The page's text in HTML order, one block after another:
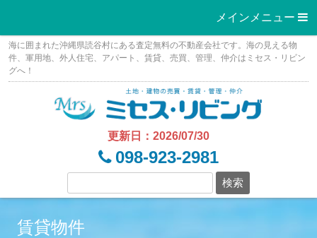
メインメニュー 
Skip
content
海に囲まれた沖縄県読谷村にある査定無料の不動産会社です。海の見える物
件、軍用地、外人住宅、アパート、賃貸、売買、管理、仲介はミセス・リビン
グへ！
更新日：2026/07/30
098-923-2981
賃貸物件